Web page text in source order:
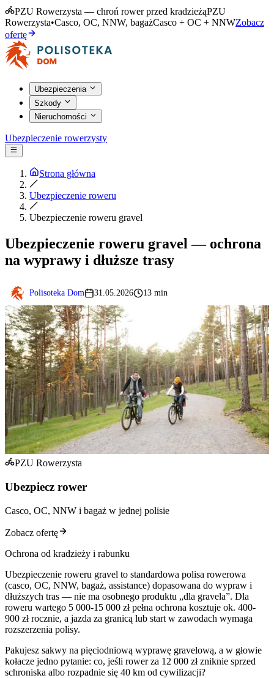
PZU Rowerzysta — chroń rower przed kradzieżąPZU
Rowerzysta•Casco, OC, NNW, bagażCasco + OC + NNWZobacz
ofertę
Ubezpieczenia
Szkody
Nieruchomości
Ubezpieczenie rowerzysty
Strona główna
Ubezpieczenie roweru
Ubezpieczenie roweru gravel
Ubezpieczenie roweru gravel — ochrona
na wyprawy i dłuższe trasy
Polisoteka Dom 31.05.2026 13 min
PZU Rowerzysta
Ubezpiecz rower
Casco, OC, NNW i bagaż w jednej polisie
Zobacz ofertę
Ochrona od kradzieży i rabunku
Ubezpieczenie roweru gravel to standardowa polisa rowerowa
(casco, OC, NNW, bagaż, assistance) dopasowana do wypraw i
dłuższych tras — nie ma osobnego produktu „dla gravela”. Dla
roweru wartego 5 000-15 000 zł pełna ochrona kosztuje ok. 400-
900 zł rocznie, a jazda za granicą lub start w zawodach wymaga
rozszerzenia polisy.
Pakujesz sakwy na pięciodniową wyprawę gravelową, a w głowie
kołacze jedno pytanie: co, jeśli rower za 12 000 zł zniknie sprzed
schroniska albo rozpadnie się 40 km od cywilizacji?